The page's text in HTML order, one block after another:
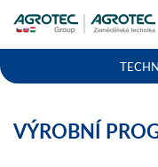
VÝROBNÍ